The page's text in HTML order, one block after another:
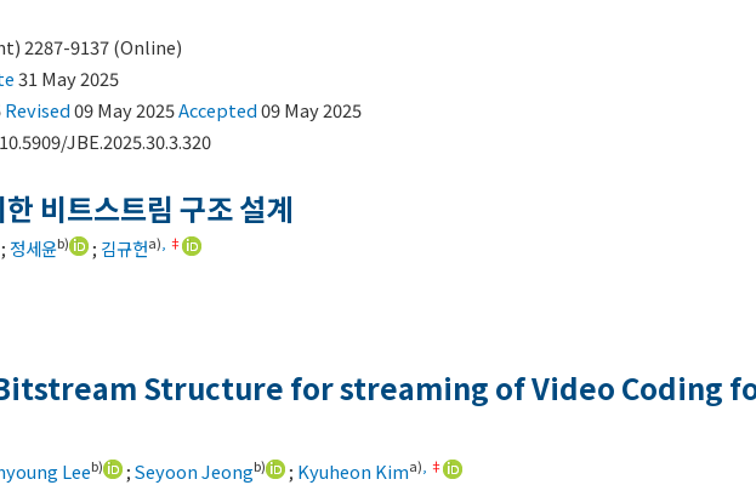
2287-9137 (Online)
31 May 2025
Revised09 May 2025Accepted09 May 2025
JBE.2025.30.3.320
비트스트림 구조 설계
정세윤b) ; 김규헌a) ‡
Structure for streaming of Video Coding
Leeb) ;Seyoon Jeongb) ; Kyuheon Kima) ‡